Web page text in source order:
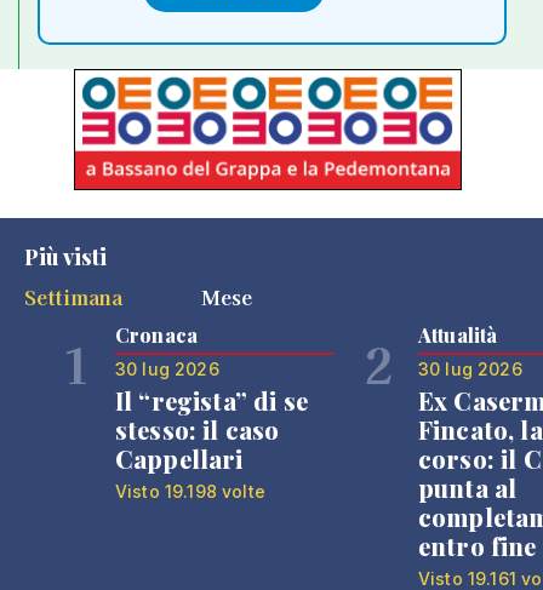
Più visti
Settimana
Mese
1 Cronaca
30 lug 2026
Il “regista” di se
stesso: il caso
Cappellari
Visto 19.198 volte
2 Attualità
30 lug 2026
Ex
Fincato,
corso: il
punta al
entro fine
Visto 19.161